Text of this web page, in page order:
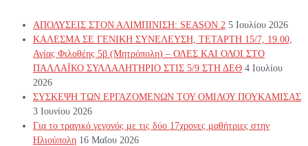
ΑΠΟΛΥΣΕΙΣ ΣΤΟΝ ΑΛΙΜΠΙΝΙΣΗ: SEASON 2 5 Ιουλίου 2026
ΚΑΛΕΣΜΑ ΣΕ ΓΕΝΙΚΗ ΣΥΝΕΛΕΥΣΗ, ΤΕΤΑΡΤΗ 15/7, 19.00,
Αγίας Φιλοθέης 5β (Μητρόπολη) – ΟΛΕΣ ΚΑΙ ΟΛΟΙ ΣΤΟ
ΠΑΛΛΑΪΚΟ ΣΥΛΛΑΛΗΤΗΡΙΟ ΣΤΙΣ 5/9 ΣΤΗ ΔΕΘ 4 Ιουλίου
2026
ΣΥΣΚΕΨΗ ΤΩΝ ΕΡΓΑΖΟΜΕΝΩΝ ΤΟΥ ΟΜΙΛΟΥ ΠΟΥΚΑΜΙΣΑΣ
3 Ιουνίου 2026
Για το τραγικό γεγονός με τις δύο 17χρονες μαθήτριες στην
Ηλιούπολη 16 Μαΐου 2026